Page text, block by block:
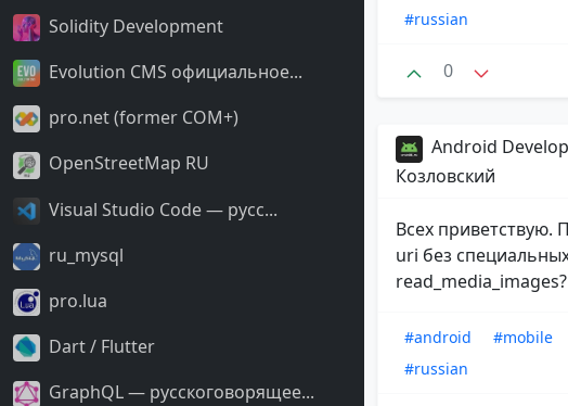
Solidity Development
Evolution CMS официальное...
pro.net (former COM+)
OpenStreetMap RU
Visual Studio Code — русс...
ru_mysql
pro.lua
Dart / Flutter
GraphQL — русскоговорящее...
#russian
0
Android
Козловский
Всех приветствую.
uri без
#android #mobile
#russian